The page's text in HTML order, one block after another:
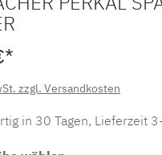
zzgl. Versandkosten
in 30 Tagen, Lieferzeit